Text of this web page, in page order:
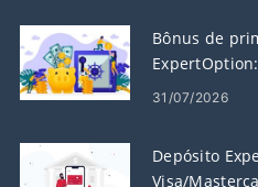
Bônus de
seu depósito
31/07/2026
Depósito
Visa/